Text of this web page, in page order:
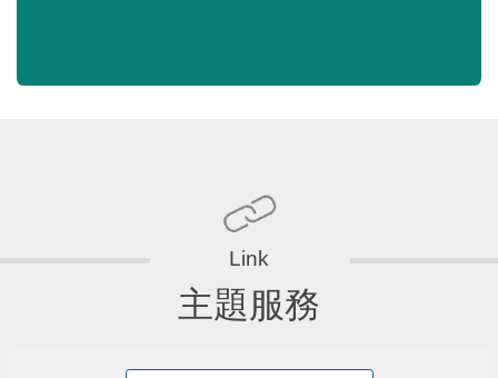
主題服務